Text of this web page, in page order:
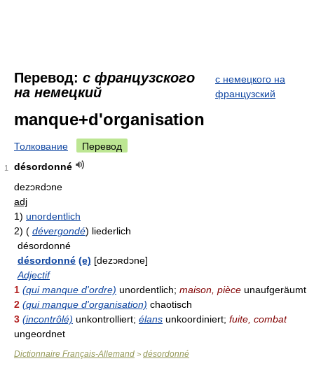
Перевод: с французского
на немецкий
с немецкого на
французский
manque+d'organisation
Толкование Перевод
1
désordonné
dezɔʀdɔne
adj
1) unordentlich
2) ( dévergondé) liederlich
désordonné
désordonné (e) [dezɔʀdɔne]
Adjectif
1 (qui manque d'ordre) unordentlich; maison, pièce unaufgeräumt
2 (qui manque d'organisation) chaotisch
3 (incontrôlé) unkontrolliert; élans unkoordiniert; fuite, combat
ungeordnet
Dictionnaire Français-Allemand > désordonné